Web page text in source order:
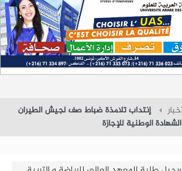
إنتداب تلامذة ضباط صف لجيش الطيران
الوطنية للإجازة